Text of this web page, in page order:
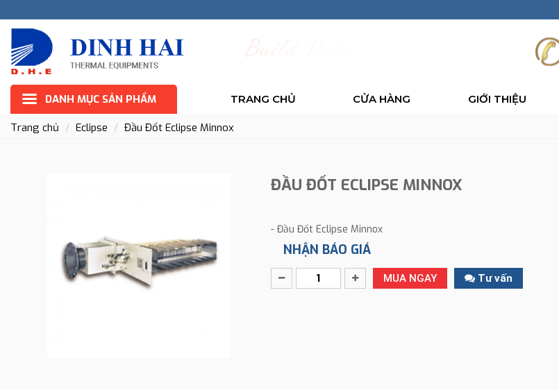
DANH MỤC SẢN PHẨM TRANG CHỦ CỬA HÀNG GIỚI THIỆU
Trang chủ Eclipse Đầu Đốt Eclipse Minnox
ĐẦU ĐỐT ECLIPSE MINNOX
- Đầu Đốt Eclipse Minnox
NHẬN BÁO GIÁ
MUA NGAY Tư vấn